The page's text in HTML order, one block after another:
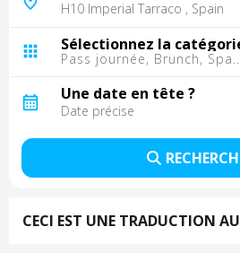
Barcelone, Espagne
Malaga, Espagne
Tarragone, Espagne
Tenerife, Espagne
Séville, Espagne
Lisbonne, Portugal
Grande Canarie, Espagne
Porto, Portugal
Punta Cana, République dominicaine
Cordoue, Espagne
Sélectionnez la
Pass journée, Brunch, Spa...
Une date en tête ?
CECI EST UNE TRADUCTION